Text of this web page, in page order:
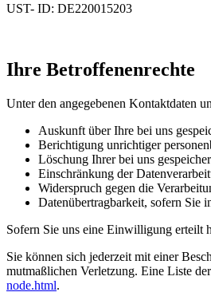
UST- ID: DE220015203
Ihre Betroffenenrechte
Unter den angegebenen Kontaktdaten
Auskunft über Ihre bei uns
Berichtigung unrichtiger
Löschung Ihrer bei uns
Einschränkung der
Widerspruch gegen die
Datenübertragbarkeit, sofern Sie
Sofern Sie uns eine Einwilligung erteilt
Sie können sich jederzeit mit einer
mutmaßlichen Verletzung. Eine Liste
node.html.